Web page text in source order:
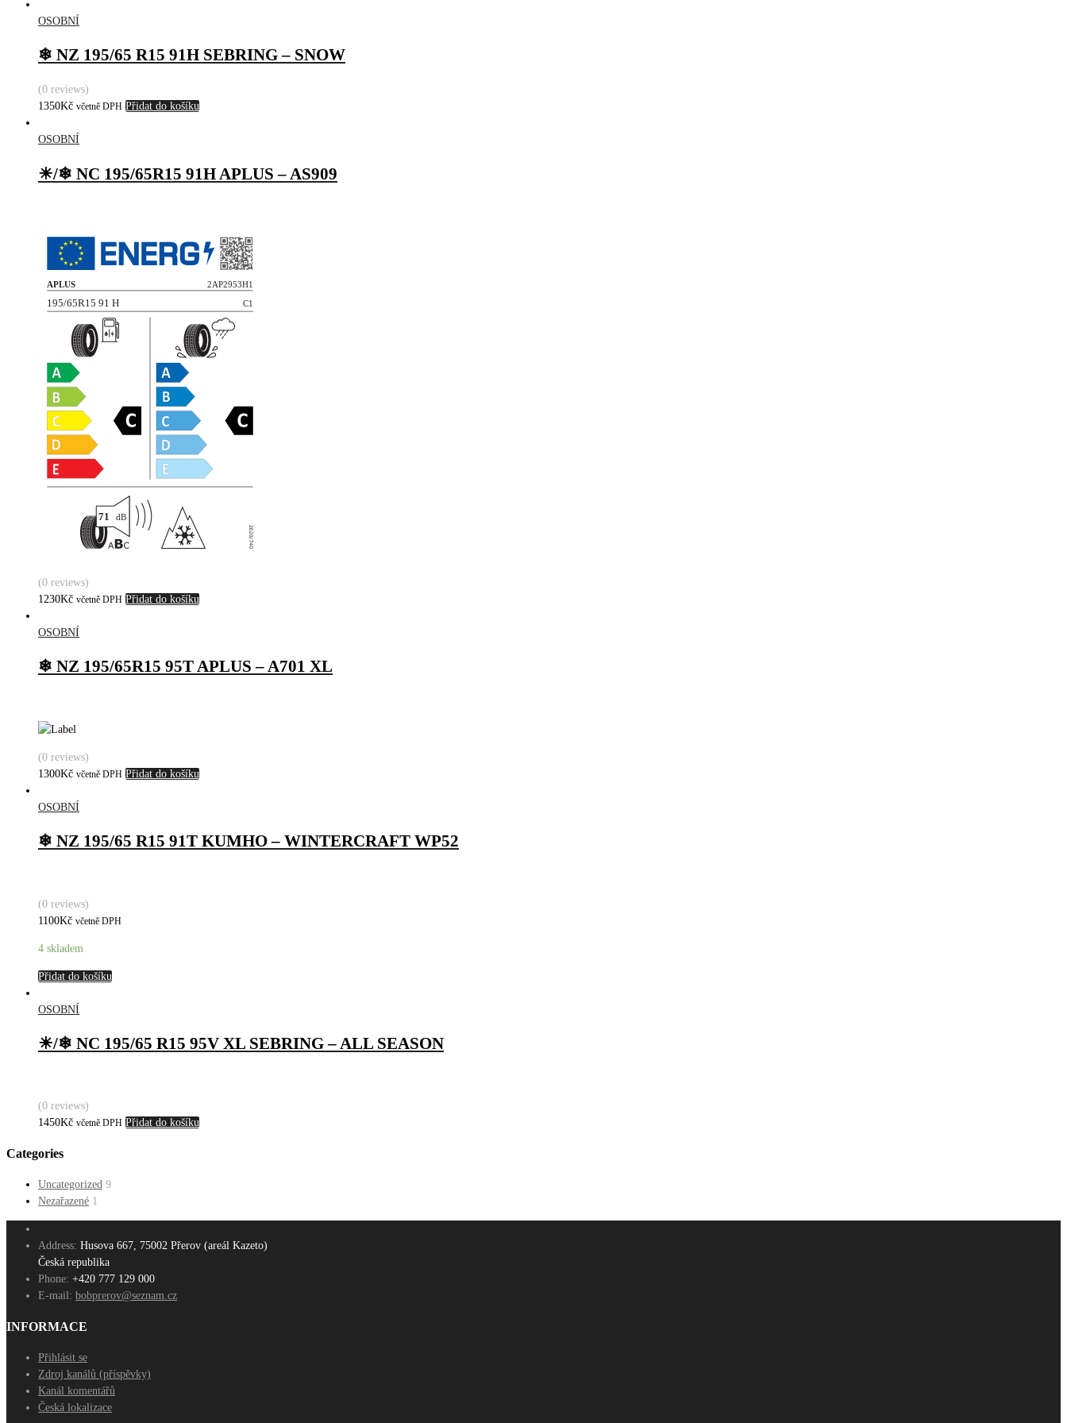
OSOBNÍ
❄ NZ 195/65 R15 91H SEBRING – SNOW
(0 reviews)
1350Kč včetně DPH Přidat do košíku
OSOBNÍ
☀/❄ NC 195/65R15 91H APLUS – AS909
(0 reviews)
1230Kč včetně DPH Přidat do košíku
OSOBNÍ
❄ NZ 195/65R15 95T APLUS – A701 XL
(0 reviews)
1300Kč včetně DPH Přidat do košíku
OSOBNÍ
❄ NZ 195/65 R15 91T KUMHO – WINTERCRAFT WP52
(0 reviews)
1100Kč včetně DPH
4 skladem
Přidat do košíku
OSOBNÍ
☀/❄ NC 195/65 R15 95V XL SEBRING – ALL SEASON
(0 reviews)
1450Kč včetně DPH Přidat do košíku
Categories
Uncategorized 9
Nezařazené 1
Address: Husova 667, 75002 Přerov (areál Kazeto)
Česká republika
Phone: +420 777 129 000
E-mail: bobprerov@seznam.cz
INFORMACE
Přihlásit se
Zdroj kanálů (příspěvky)
Kanál komentářů
Česká lokalizace